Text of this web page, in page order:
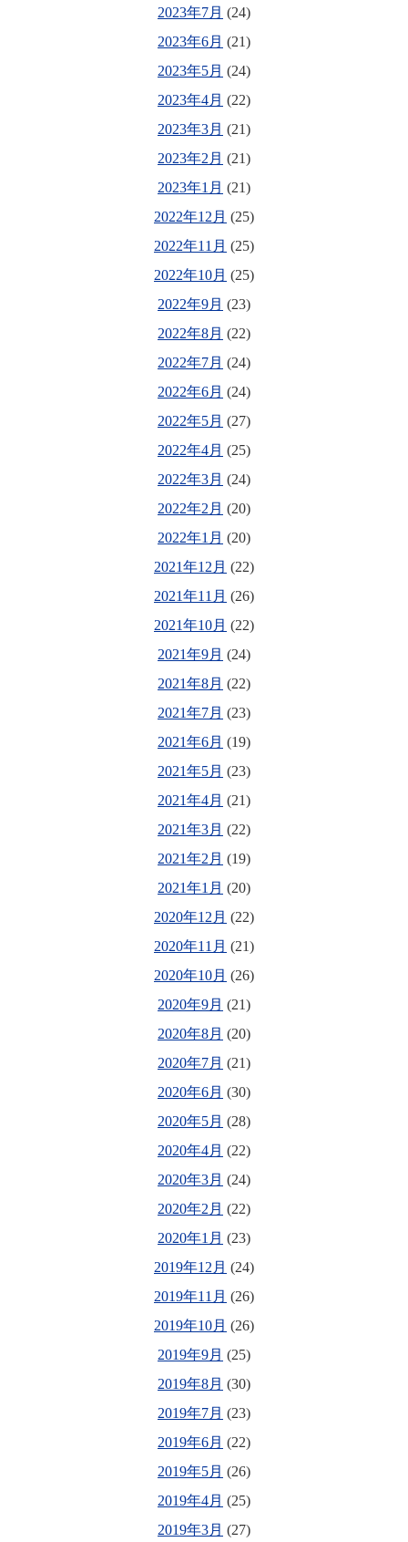
2023年7月 (24)
2023年6月 (21)
2023年5月 (24)
2023年4月 (22)
2023年3月 (21)
2023年2月 (21)
2023年1月 (21)
2022年12月 (25)
2022年11月 (25)
2022年10月 (25)
2022年9月 (23)
2022年8月 (22)
2022年7月 (24)
2022年6月 (24)
2022年5月 (27)
2022年4月 (25)
2022年3月 (24)
2022年2月 (20)
2022年1月 (20)
2021年12月 (22)
2021年11月 (26)
2021年10月 (22)
2021年9月 (24)
2021年8月 (22)
2021年7月 (23)
2021年6月 (19)
2021年5月 (23)
2021年4月 (21)
2021年3月 (22)
2021年2月 (19)
2021年1月 (20)
2020年12月 (22)
2020年11月 (21)
2020年10月 (26)
2020年9月 (21)
2020年8月 (20)
2020年7月 (21)
2020年6月 (30)
2020年5月 (28)
2020年4月 (22)
2020年3月 (24)
2020年2月 (22)
2020年1月 (23)
2019年12月 (24)
2019年11月 (26)
2019年10月 (26)
2019年9月 (25)
2019年8月 (30)
2019年7月 (23)
2019年6月 (22)
2019年5月 (26)
2019年4月 (25)
2019年3月 (27)